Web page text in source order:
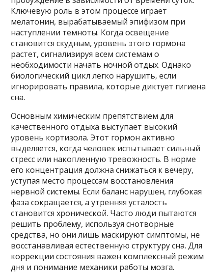
Ключевую роль в этом процессе играет
мелатонин, вырабатываемый эпифизом при
наступлении темноты. Когда освещение
становится скудным, уровень этого гормона
растет, сигнализируя всем системам о
необходимости начать ночной отдых. Однако
биологический цикл легко нарушить, если
игнорировать правила, которые диктует гигиена
сна.
Основным химическим препятствием для
качественного отдыха выступает высокий
уровень кортизола. Этот гормон активно
выделяется, когда человек испытывает сильный
стресс или накопленную тревожность. В норме
его концентрация должна снижаться к вечеру,
уступая место процессам восстановления
нервной системы. Если баланс нарушен, глубокая
фаза сокращается, а утренняя усталость
становится хронической. Часто люди пытаются
решить проблему, используя снотворные
средства, но они лишь маскируют симптомы, не
восстанавливая естественную структуру сна. Для
коррекции состояния важен комплексный режим
дня и понимание механики работы мозга.